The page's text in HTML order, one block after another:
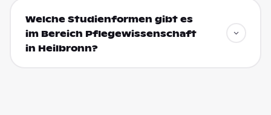
Welche Studienformen gibt es
im Bereich Pflegewissenschaft
in Heilbronn?